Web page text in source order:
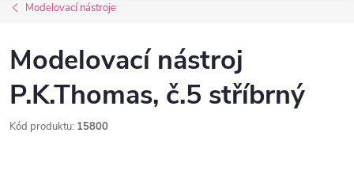
Modelovací nástroje
Modelovací nástroj
P.K.Thomas, č.5 stříbrný
Kód produktu: 15800